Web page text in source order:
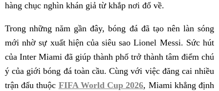
hàng chục nghìn khán giả từ khắp nơi đổ về.
Trong những năm gần đây, bóng đá đã tạo nên làn sóng
mới nhờ sự xuất hiện của siêu sao Lionel Messi. Sức hút
của Inter Miami đã giúp thành phố trở thành tâm điểm chú
ý của giới bóng đá toàn cầu. Cùng với việc đăng cai nhiều
trận đấu thuộc FIFA World Cup 2026, Miami khẳng định